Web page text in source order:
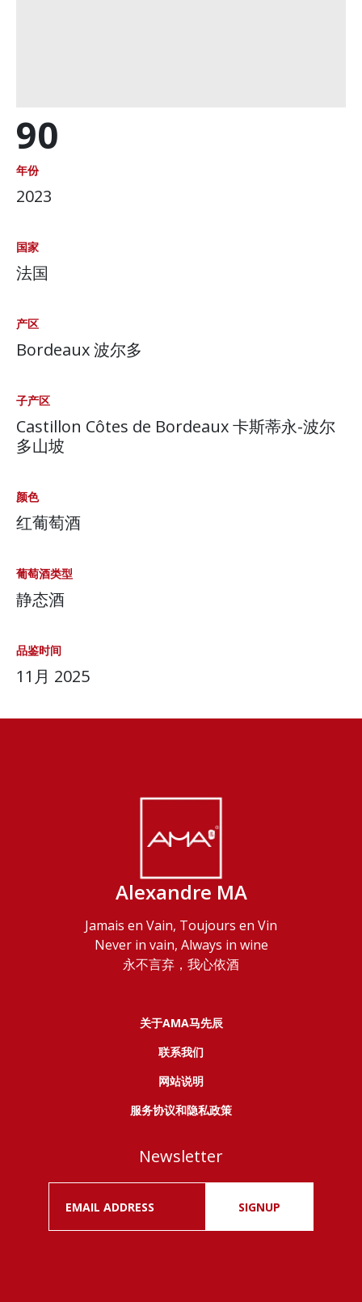
90
年份
2023
国家
法国
产区
Bordeaux 波尔多
子产区
Castillon Côtes de Bordeaux 卡斯蒂永-波尔
多山坡
颜色
红葡萄酒
葡萄酒类型
静态酒
品鉴时间
11月 2025
Alexandre MA
Jamais en Vain, Toujours en Vin
Never in vain, Always in wine
永不言弃，我心依酒
关于AMA马先辰
联系我们
网站说明
服务协议和隐私政策
Newsletter
SIGNUP